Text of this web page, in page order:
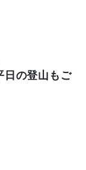
の登山もご